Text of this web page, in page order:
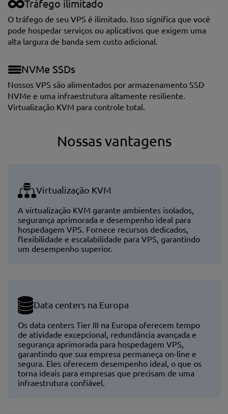
Tráfego ilimitado
O tráfego de seu VPS é ilimitado. Isso significa que você
pode hospedar serviços ou aplicativos que exigem uma
alta largura de banda sem custo adicional.
NVMe SSDs
Nossos VPS são alimentados por armazenamento SSD
NVMe e uma infraestrutura altamente resiliente.
Virtualização KVM para controle total.
Nossas vantagens
Virtualização KVM
A virtualização KVM garante ambientes isolados,
segurança aprimorada e desempenho ideal para
hospedagem VPS. Fornece recursos dedicados,
flexibilidade e escalabilidade para VPS, garantindo
um desempenho superior.
Data centers na Europa
Os data centers Tier III na Europa oferecem tempo
de atividade excepcional, redundância avançada e
segurança aprimorada para hospedagem VPS,
garantindo que sua empresa permaneça on-line e
segura. Eles oferecem desempenho ideal, o que os
torna ideais para empresas que precisam de uma
infraestrutura confiável.